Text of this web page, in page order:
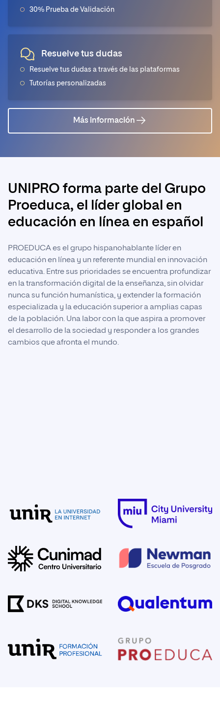
30% Prueba de Validación
Resuelve tus dudas
Resuelve tus dudas a través de las plataformas
Tutorías personalizadas
Más información
UNIPRO forma parte del Grupo
Proeduca, el líder global en
educación en línea en español
PROEDUCA es el grupo hispanohablante líder en
educación en línea y un referente mundial en innovación
educativa. Entre sus prioridades se encuentra profundizar
en la transformación digital de la enseñanza, sin olvidar
nunca su función humanística, y extender la formación
especializada y la educación superior a amplias capas
de la población. Una labor con la que aspira a promover
el desarrollo de la sociedad y responder a los grandes
cambios que afronta el mundo.